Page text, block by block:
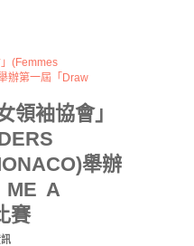
領袖協會」
舉辦
ME A
賽